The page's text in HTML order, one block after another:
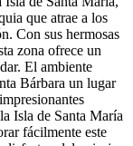
que atrae a los
Con sus hermosas
zona ofrece un
El ambiente
Bárbara un lugar
Isla de Santa María
fácilmente este